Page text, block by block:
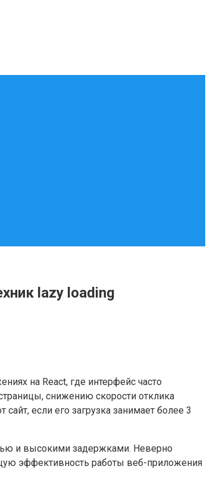
lazy loading
на React, где интерфейс часто
снижению скорости отклика
если его загрузка занимает более 3
и высокими задержками. Неверно
эффективность работы веб-приложения